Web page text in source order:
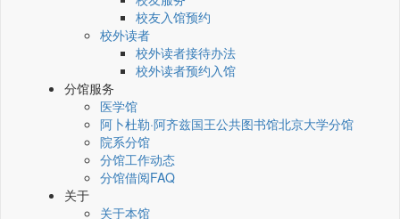
校友入馆预约
校外读者
校外读者接待办法
校外读者预约入馆
分馆服务
医学馆
阿卜杜勒·阿齐兹国王公共图书馆北京大学分馆
院系分馆
分馆工作动态
分馆借阅FAQ
关于
关于本馆